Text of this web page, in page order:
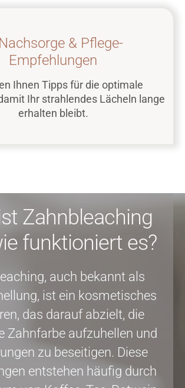
& Pflege-
Empfehlungen
Ihnen Tipps für die optimale
Ihr strahlendes Lächeln lange
erhalten bleibt.
Zahnbleaching
funktioniert es?
auch bekannt als
ist ein kosmetisches
das darauf abzielt, die
Zahnfarbe aufzuhellen und
zu beseitigen. Diese
entstehen häufig durch